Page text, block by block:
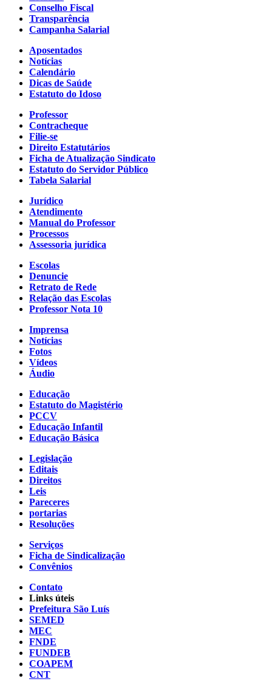
Conselho Fiscal
Transparência
Campanha Salarial
Aposentados
Notícias
Calendário
Dicas de Saúde
Estatuto do Idoso
Professor
Contracheque
Filie-se
Direito Estatutários
Ficha de Atualização Sindicato
Estatuto do Servidor Público
Tabela Salarial
Jurídico
Atendimento
Manual do Professor
Processos
Assessoria jurídica
Escolas
Denuncie
Retrato de Rede
Relação das Escolas
Professor Nota 10
Imprensa
Notícias
Fotos
Vídeos
Áudio
Educação
Estatuto do Magistério
PCCV
Educação Infantil
Educação Básica
Legislação
Editais
Direitos
Leis
Pareceres
portarias
Resoluções
Serviços
Ficha de Sindicalização
Convênios
Contato
Links úteis
Prefeitura São Luís
SEMED
MEC
FNDE
FUNDEB
COAPEM
CNT